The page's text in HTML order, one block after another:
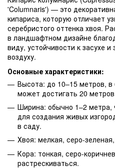
'Columnaris') — это
кипариса, которую отличает
серебристого оттенка хвоя.
в ландшафтном дизайне
виду, устойчивости к засухе и
воздуху.
Основные характеристики:
Высота: до 10–15 метров, в
может достигать 20
Ширина: обычно 1–2 метра,
для создания живых
в саду.
Хвоя: мелкая, серо-
Кора: тонкая, серо-
растрескиваться.